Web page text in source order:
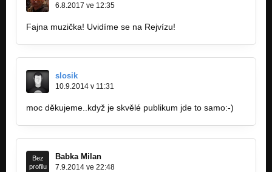
6.8.2017 ve 12:35
Fajna muzička! Uvidíme se na Rejvízu!
slosik
10.9.2014 v 11:31
moc děkujeme..když je skvělé publikum jde to samo:-)
Bez
profilu
Babka Milan
7.9.2014 ve 22:48